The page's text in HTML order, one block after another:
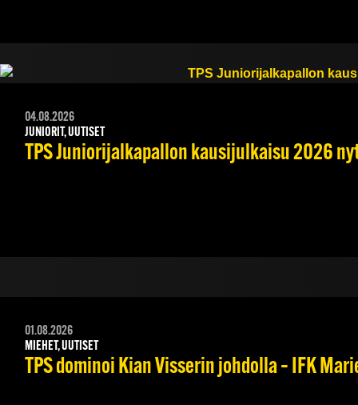
04.08.2026
JUNIORIT, UUTISET
TPS Juniorijalkapallon kausijulkaisu 2026
01.08.2026
MIEHET, UUTISET
TPS dominoi Kian Visserin johdolla – IFK